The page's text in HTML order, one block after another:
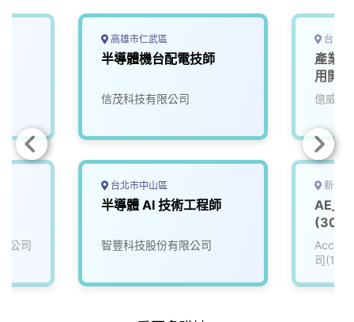
公司
高雄市仁武區
半導體機台配電技師
信茂科技有限公司
台北市中山區
半導體 AI 技術工程師
智豐科技股份有限公司
台中
產業
用開
億威電
新竹
AE_
司